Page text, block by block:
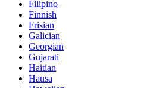
Filipino
Finnish
Frisian
Galician
Georgian
Gujarati
Haitian
Hausa